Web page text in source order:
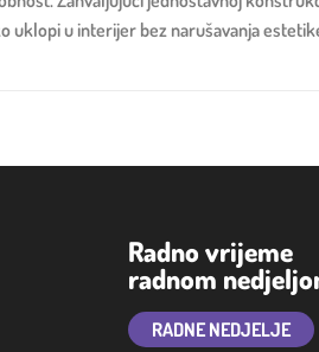
uklopi u interijer bez narušavanja
Radno vrijeme
radnom
RADNE NEDJELJE